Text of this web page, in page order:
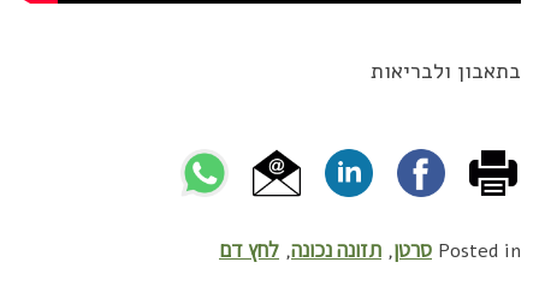
בתאבון ולבריאות
Posted in סרטן, תזונה נכונה, לחץ דם